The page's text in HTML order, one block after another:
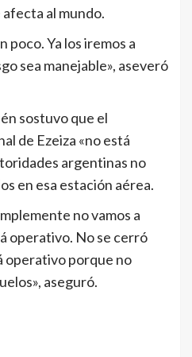
al mundo.
poco. Ya los iremos a
sea manejable», aseveró
sostuvo que el
de Ezeiza «no está
argentinas no
en esa estación aérea.
no vamos a
operativo. No se cerró
operativo porque no
aseguró.